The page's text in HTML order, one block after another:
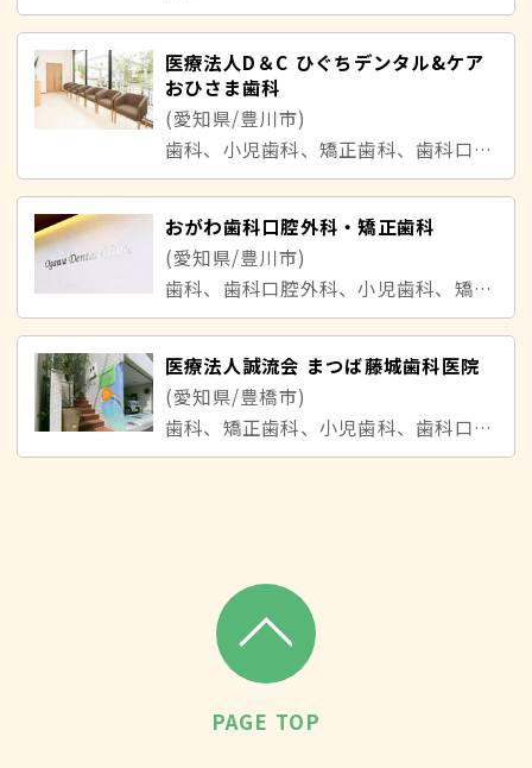
医療法人D＆C ひぐちデンタル&ケア
おひさま歯科
(愛知県/豊川市)
歯科、小児歯科、矯正歯科、歯科口腔外科
おがわ歯科口腔外科・矯正歯科
(愛知県/豊川市)
歯科、歯科口腔外科、小児歯科、矯正歯科
医療法人誠流会 まつば藤城歯科医院
(愛知県/豊橋市)
歯科、矯正歯科、小児歯科、歯科口腔外科
PAGE TOP